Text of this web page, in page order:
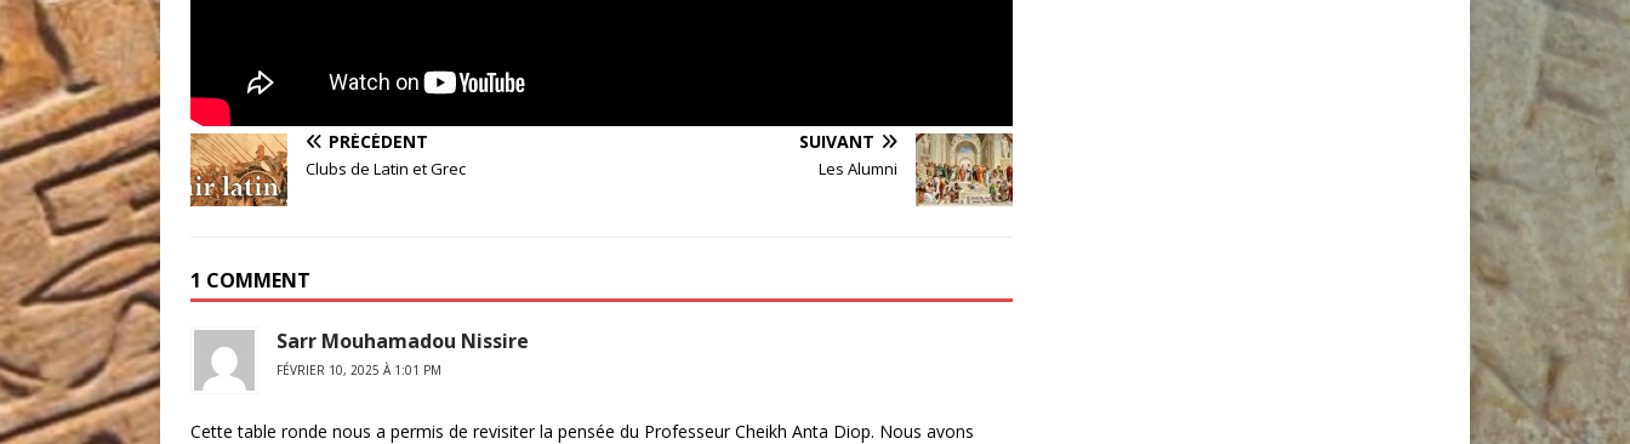
PRÉCÉDENT
Clubs de Latin et Grec
SUIVANT
Les Alumni
1 COMMENT
Sarr Mouhamadou Nissire
FÉVRIER 10, 2025 À 1:01 PM
Cette table ronde nous a permis de revisiter la pensée du Professeur Cheikh Anta Diop. Nous avons